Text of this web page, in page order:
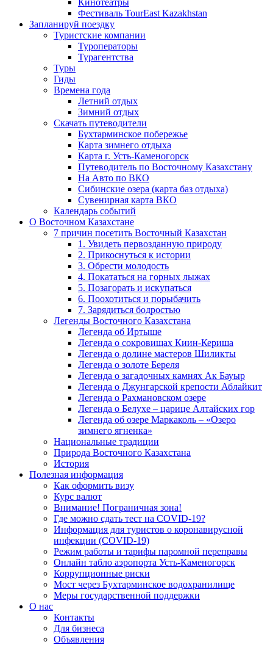
Кинотеатры
Фестиваль TourEast Kazakhstan
Запланируй поездку
Туристские компании
Туроператоры
Турагентства
Туры
Гиды
Времена года
Летний отдых
Зимний отдых
Скачать путеводители
Бухтарминское побережье
Карта зимнего отдыха
Карта г. Усть-Каменогорск
Путеводитель по Восточному Казахстану
На Авто по ВКО
Сибинские озера (карта баз отдыха)
Сувенирная карта ВКО
Календарь событий
О Восточном Казахстане
7 причин посетить Восточный Казахстан
1. Увидеть первозданную природу
2. Прикоснуться к истории
3. Обрести молодость
4. Покататься на горных лыжах
5. Позагорать и искупаться
6. Поохотиться и порыбачить
7. Зарядиться бодростью
Легенды Восточного Казахстана
Легенда об Иртыше
Легенда о сокровищах Киин-Кериша
Легенда о долине мастеров Шиликты
Легенда о золоте Береля
Легенда о загадочных камнях Ак Бауыр
Легенда о Джунгарской крепости Аблайкит
Легенда о Рахмановском озере
Легенда о Белухе – царице Алтайских гор
Легенда об озере Маркаколь – «Озеро
зимнего ягненка»
Национальные традиции
Природа Восточного Казахстана
История
Полезная информация
Как оформить визу
Курс валют
Внимание! Пограничная зона!
Где можно сдать тест на COVID-19?
Информация для туристов о коронавирусной
инфекции (COVID-19)
Режим работы и тарифы паромной переправы
Онлайн табло аэропорта Усть-Каменогорск
Коррупционные риски
Мост через Бухтарминское водохранилище
Меры государственной поддержки
О нас
Контакты
Для бизнеса
Объявления